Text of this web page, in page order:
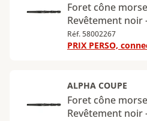
Foret cône
Revêtement noir
Réf. 58002267
PRIX PERSO,
ALPHA COUPE
Foret cône
Revêtement noir